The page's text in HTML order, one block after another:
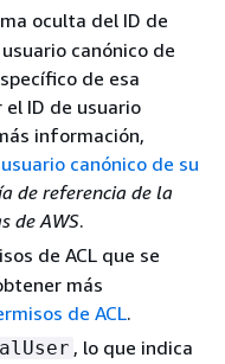
oculta del ID de
canónico de
de esa
ID de usuario
información,
canónico de su
de referencia de la
de AWS.
de ACL que se
más
de ACL.
, lo que indica